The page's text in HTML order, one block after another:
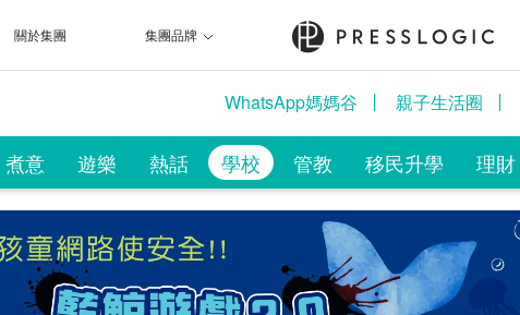
關於集團 集團品牌
WhatsApp媽媽谷 親子生活圈
煮意 遊樂 熱話 學校 管教 移民升學 理財